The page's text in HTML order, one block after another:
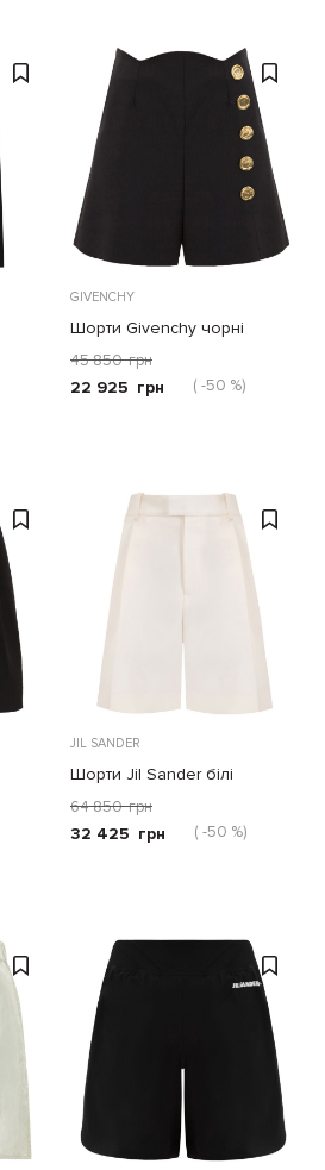
GIVENCHY
Шорти Givenchy чорні
45 850 грн
22 925 грн ( -50 %)
JIL SANDER
Шорти Jil Sander білі
64 850 грн
32 425 грн ( -50 %)